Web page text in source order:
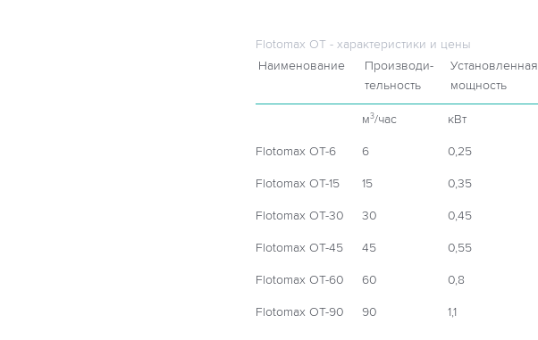
Flotomax OT - характеристики и цены
Наименование
Производи- Установленная
тельность
мощность
м3/час кВт
Flotomax OT-6 6 0,25
Flotomax OT-15 15 0,35
Flotomax OT-30 30 0,45
Flotomax OT-45 45 0,55
Flotomax OT-60 60 0,8
Flotomax OT-90 90 1,1